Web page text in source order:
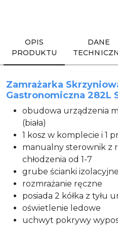
OPIS
PRODUKTU
DANE
Zamrażarka
Gastronomiczna 282L
obudowa urządzenia
(biała)
1 kosz w komplecie i 1
manualny sterownik z
chłodzenia od 1-7
grube ścianki izolacyjne
rozmrażanie ręczne
posiada 2 kółka z tyłu
oświetlenie ledowe
uchwyt pokrywy